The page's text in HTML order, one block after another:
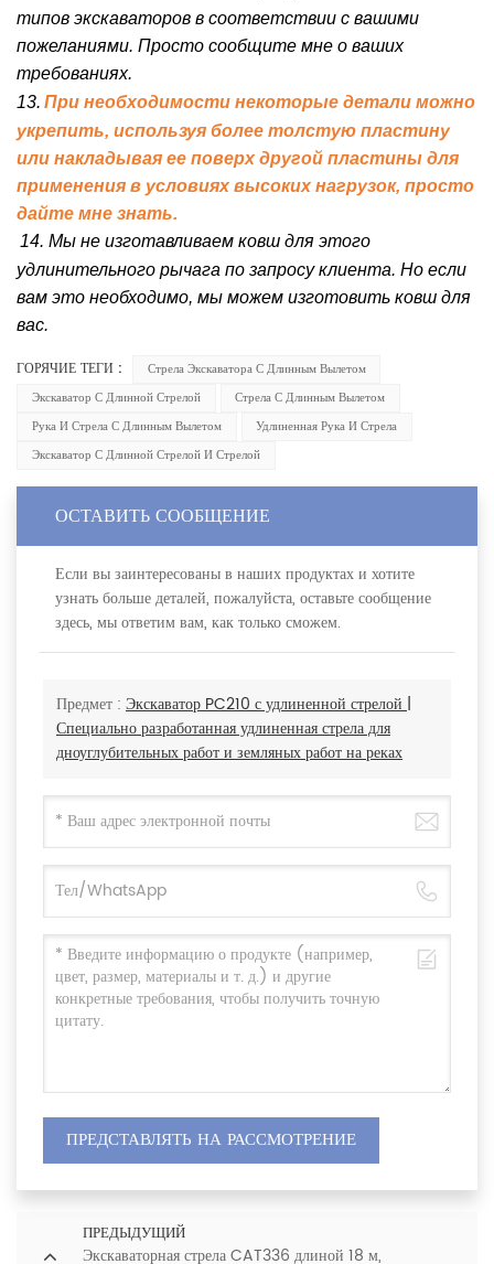
типов экскаваторов в соответствии с вашими
пожеланиями. Просто сообщите мне о ваших
требованиях.
13. При необходимости некоторые детали можно
укрепить, используя более толстую пластину
или накладывая ее поверх другой пластины для
применения в условиях высоких нагрузок, просто
дайте мне знать.
14. Мы не изготавливаем ковш для этого
удлинительного рычага по запросу клиента. Но если
вам это необходимо, мы можем изготовить ковш для
вас.
ГОРЯЧИЕ ТЕГИ :
Стрела Экскаватора С Длинным Вылетом
Экскаватор С Длинной Стрелой
Стрела С Длинным Вылетом
Рука И Стрела С Длинным Вылетом
Удлиненная Рука И Стрела
Экскаватор С Длинной Стрелой И Стрелой
ОСТАВИТЬ СООБЩЕНИЕ
Если вы заинтересованы в наших продуктах и хотите
узнать больше деталей, пожалуйста, оставьте сообщение
здесь, мы ответим вам, как только сможем.
Предмет : Экскаватор PC210 с удлиненной стрелой |
Специально разработанная удлиненная стрела для
дноуглубительных работ и земляных работ на реках
ПРЕДСТАВЛЯТЬ НА РАССМОТРЕНИЕ
ПРЕДЫДУЩИЙ
Экскаваторная стрела CAT336 длиной 18 м,